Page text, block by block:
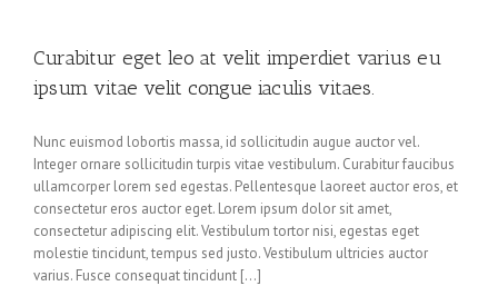
Curabitur eget leo at velit imperdiet varius eu
ipsum vitae velit congue iaculis vitaes.
Nunc euismod lobortis massa, id sollicitudin augue auctor vel.
Integer ornare sollicitudin turpis vitae vestibulum. Curabitur faucibus
ullamcorper lorem sed egestas. Pellentesque laoreet auctor eros, et
consectetur eros auctor eget. Lorem ipsum dolor sit amet,
consectetur adipiscing elit. Vestibulum tortor nisi, egestas eget
molestie tincidunt, tempus sed justo. Vestibulum ultricies auctor
varius. Fusce consequat tincidunt […]